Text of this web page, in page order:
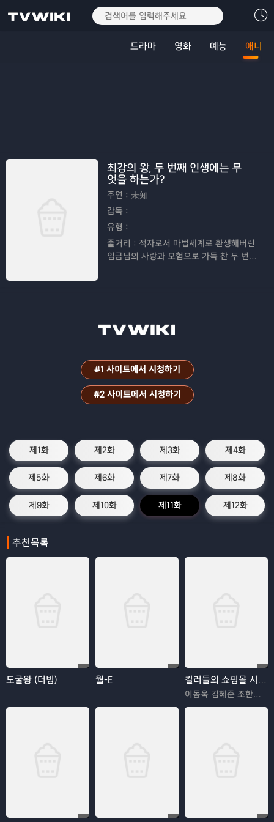
드라마 영화 예능 애니
최강의 왕, 두 번째 인생에는 무
엇을 하는가?
주연： 未知
감독：
유형：
줄거리： 적자로서 마법세계로 환생해버린
임금님의 사랑과 모험으로 가득 찬 두 번째
#1 사이트에서 시청하기
#2 사이트에서 시청하기
제1화 제2화 제3화 제4화
제5화 제6화 제7화 제8화
제9화 제10화 제11화 제12화
추천목록
도굴왕 (더빙) 월-E 킬러들의 쇼핑몰 시즌2
이동욱 김혜준 조한선 김해나